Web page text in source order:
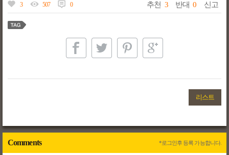
3 507 0 추천 3 반대 0 신고
리스트
Comments *로그인후 등록 가능합니다.